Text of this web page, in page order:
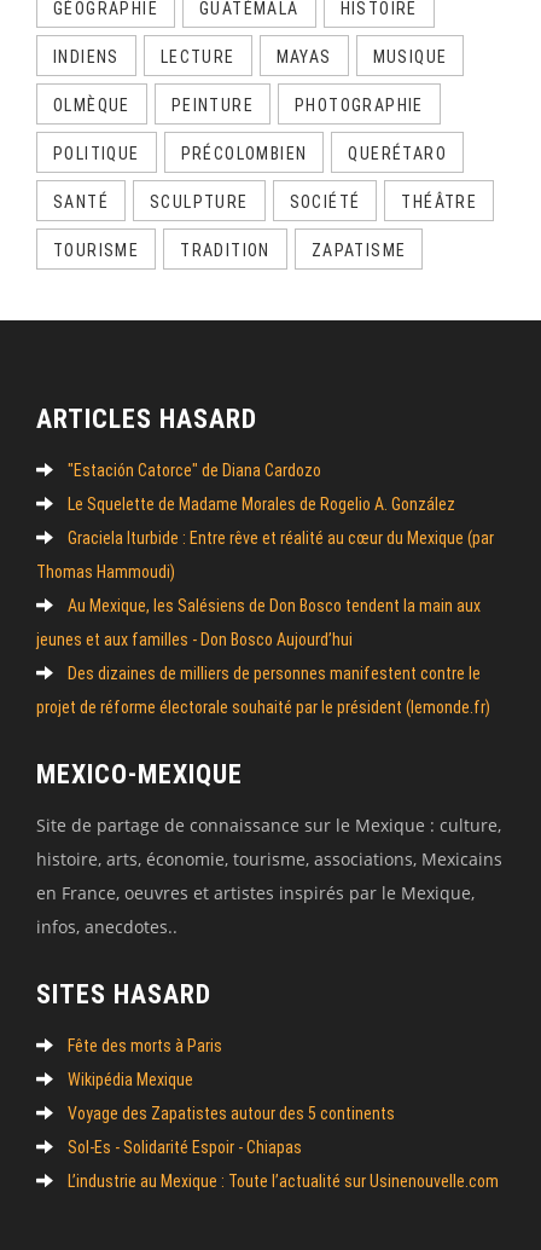
GÉOGRAPHIE GUATÉMALA HISTOIRE
INDIENS LECTURE MAYAS MUSIQUE
OLMÈQUE PEINTURE PHOTOGRAPHIE
POLITIQUE PRÉCOLOMBIEN QUERÉTARO
SANTÉ SCULPTURE SOCIÉTÉ THÉÂTRE
TOURISME TRADITION ZAPATISME
ARTICLES HASARD
"Estación Catorce" de Diana Cardozo
Le Squelette de Madame Morales de Rogelio A. González
Graciela Iturbide : Entre rêve et réalité au cœur du Mexique (par
Thomas Hammoudi)
Au Mexique, les Salésiens de Don Bosco tendent la main aux
jeunes et aux familles - Don Bosco Aujourd’hui
Des dizaines de milliers de personnes manifestent contre le
projet de réforme électorale souhaité par le président (lemonde.fr)
MEXICO-MEXIQUE
Site de partage de connaissance sur le Mexique : culture,
histoire, arts, économie, tourisme, associations, Mexicains
en France, oeuvres et artistes inspirés par le Mexique,
infos, anecdotes..
SITES HASARD
Fête des morts à Paris
Wikipédia Mexique
Voyage des Zapatistes autour des 5 continents
Sol-Es - Solidarité Espoir - Chiapas
L’industrie au Mexique : Toute l’actualité sur Usinenouvelle.com